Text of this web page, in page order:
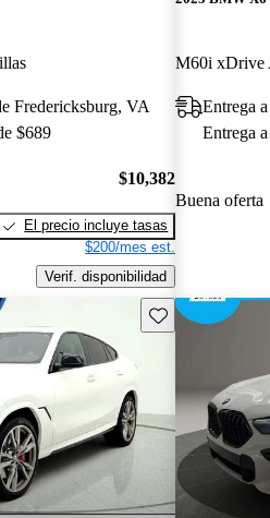
Fredericksburg, VA
$689
$10,382
El precio incluye tasas
$200/mes est.
Verif. disponibilidad
M60i xDrive
Entrega
Entrega
Buena oferta
Guarda este Aviso